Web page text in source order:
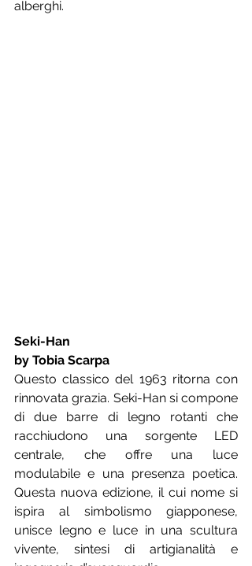
alberghi.
Seki-Han
by Tobia Scarpa
Questo classico del 1963 ritorna con
rinnovata grazia. Seki-Han si compone
di due barre di legno rotanti che
racchiudono una sorgente LED
centrale, che offre una luce
modulabile e una presenza poetica.
Questa nuova edizione, il cui nome si
ispira al simbolismo giapponese,
unisce legno e luce in una scultura
vivente, sintesi di artigianalità e